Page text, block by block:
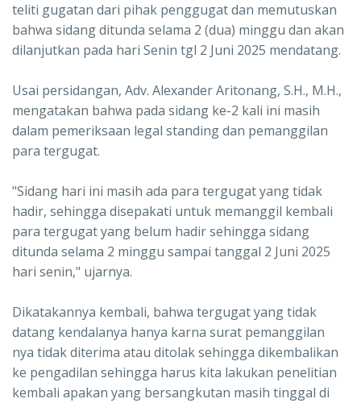
teliti gugatan dari pihak penggugat dan memutuskan
bahwa sidang ditunda selama 2 (dua) minggu dan akan
dilanjutkan pada hari Senin tgl 2 Juni 2025 mendatang.
Usai persidangan, Adv. Alexander Aritonang, S.H., M.H.,
mengatakan bahwa pada sidang ke-2 kali ini masih
dalam pemeriksaan legal standing dan pemanggilan
para tergugat.
"Sidang hari ini masih ada para tergugat yang tidak
hadir, sehingga disepakati untuk memanggil kembali
para tergugat yang belum hadir sehingga sidang
ditunda selama 2 minggu sampai tanggal 2 Juni 2025
hari senin," ujarnya.
Dikatakannya kembali, bahwa tergugat yang tidak
datang kendalanya hanya karna surat pemanggilan
nya tidak diterima atau ditolak sehingga dikembalikan
ke pengadilan sehingga harus kita lakukan penelitian
kembali apakan yang bersangkutan masih tinggal di